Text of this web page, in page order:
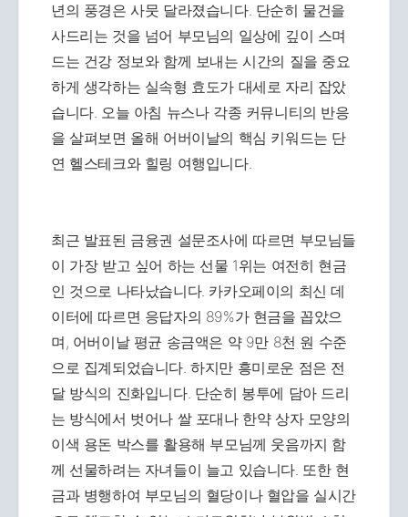
년의 풍경은 사뭇 달라졌습니다. 단순히 물건을
사드리는 것을 넘어 부모님의 일상에 깊이 스며
드는 건강 정보와 함께 보내는 시간의 질을 중요
하게 생각하는 실속형 효도가 대세로 자리 잡았
습니다. 오늘 아침 뉴스나 각종 커뮤니티의 반응
을 살펴보면 올해 어버이날의 핵심 키워드는 단
연 헬스테크와 힐링 여행입니다.
최근 발표된 금융권 설문조사에 따르면 부모님들
이 가장 받고 싶어 하는 선물 1위는 여전히 현금
인 것으로 나타났습니다. 카카오페이의 최신 데
이터에 따르면 응답자의 89%가 현금을 꼽았으
며, 어버이날 평균 송금액은 약 9만 8천 원 수준
으로 집계되었습니다. 하지만 흥미로운 점은 전
달 방식의 진화입니다. 단순히 봉투에 담아 드리
는 방식에서 벗어나 쌀 포대나 한약 상자 모양의
이색 용돈 박스를 활용해 부모님께 웃음까지 함
께 선물하려는 자녀들이 늘고 있습니다. 또한 현
금과 병행하여 부모님의 혈당이나 혈압을 실시간